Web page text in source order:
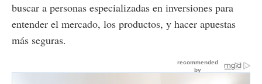
buscar a personas especializadas en inversiones para
entender el mercado, los productos, y hacer apuestas
más seguras.